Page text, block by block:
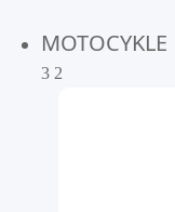
MOTOCYKLE
3 2